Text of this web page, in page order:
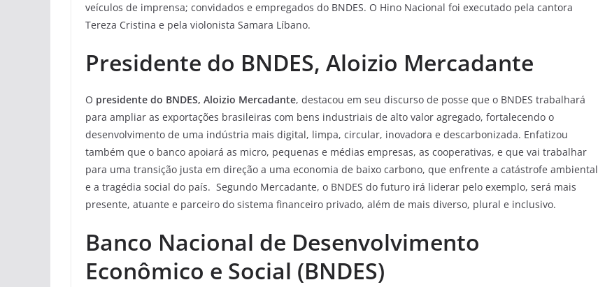
veículos de imprensa; convidados e empregados do BNDES. O Hino Nacional foi executado pela cantora
Tereza Cristina e pela violonista Samara Líbano.
Presidente do BNDES, Aloizio Mercadante
O presidente do BNDES, Aloizio Mercadante, destacou em seu discurso de posse que o BNDES trabalhará
para ampliar as exportações brasileiras com bens industriais de alto valor agregado, fortalecendo o
desenvolvimento de uma indústria mais digital, limpa, circular, inovadora e descarbonizada. Enfatizou
também que o banco apoiará as micro, pequenas e médias empresas, as cooperativas, e que vai trabalhar
para uma transição justa em direção a uma economia de baixo carbono, que enfrente a catástrofe ambiental
e a tragédia social do país. Segundo Mercadante, o BNDES do futuro irá liderar pelo exemplo, será mais
presente, atuante e parceiro do sistema financeiro privado, além de mais diverso, plural e inclusivo.
Banco Nacional de Desenvolvimento
Econômico e Social (BNDES)